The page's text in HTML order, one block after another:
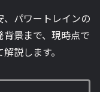
パワートレインの
景まで、現時点で
説します。